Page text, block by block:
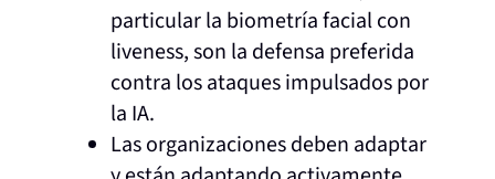
particular la biometría facial con
liveness, son la defensa preferida
contra los ataques impulsados por
la IA.
Las organizaciones deben adaptar